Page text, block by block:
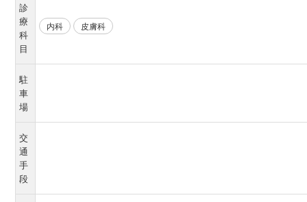
診
療
科
目
内科 皮膚科
駐
車
場
交
通
手
段